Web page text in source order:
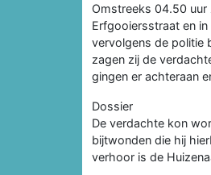
Omstreeks 04.50 uur
Erfgooiersstraat en
vervolgens de politie
zagen zij de
gingen er achteraan
Dossier
De verdachte kon
bijtwonden die hij
verhoor is de